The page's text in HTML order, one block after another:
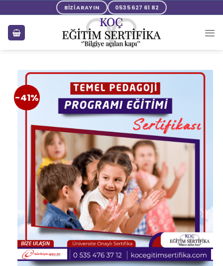
BİZİ ARAYIN 0535 627 61 82
-41%